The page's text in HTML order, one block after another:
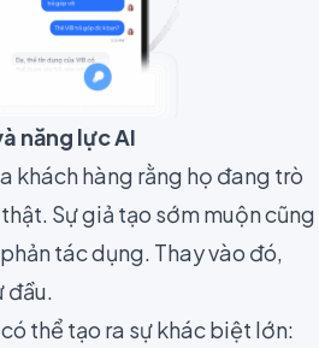
năng lực AI
khách hàng rằng họ đang trò
Sự giả tạo sớm muộn cũng
tác dụng. Thay vào đó,
đầu.
thể tạo ra sự khác biệt lớn: